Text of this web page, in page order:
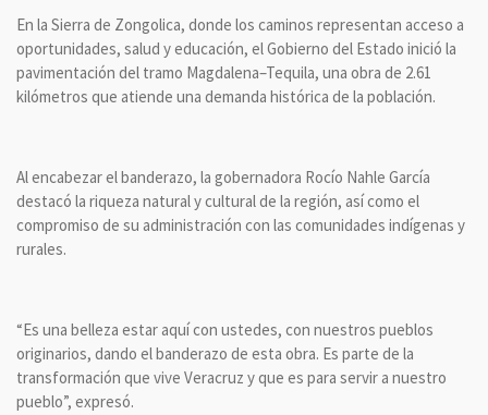
En la Sierra de Zongolica, donde los caminos representan acceso a
oportunidades, salud y educación, el Gobierno del Estado inició la
pavimentación del tramo Magdalena–Tequila, una obra de 2.61
kilómetros que atiende una demanda histórica de la población.
Al encabezar el banderazo, la gobernadora Rocío Nahle García
destacó la riqueza natural y cultural de la región, así como el
compromiso de su administración con las comunidades indígenas y
rurales.
“Es una belleza estar aquí con ustedes, con nuestros pueblos
originarios, dando el banderazo de esta obra. Es parte de la
transformación que vive Veracruz y que es para servir a nuestro
pueblo”, expresó.